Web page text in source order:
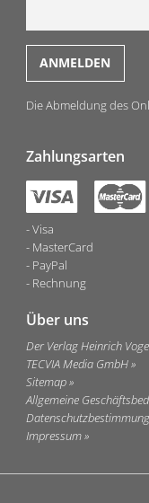
Die Abmeldung des
Zahlungsarten
Visa
MasterCard
PayPal
Rechnung
Über uns
Der Verlag Heinrich
TECVIA Media GmbH
Sitemap
Allgemeine
Impressum